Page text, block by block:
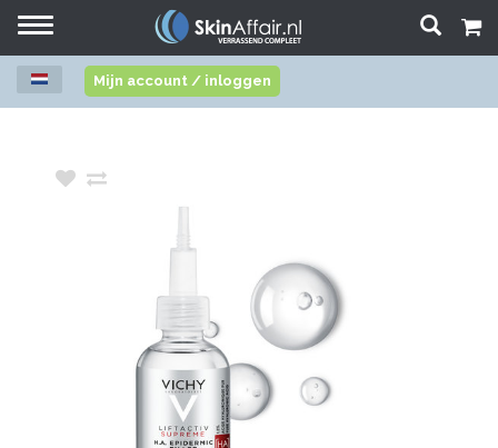
Toggle
Mijn account / inloggen